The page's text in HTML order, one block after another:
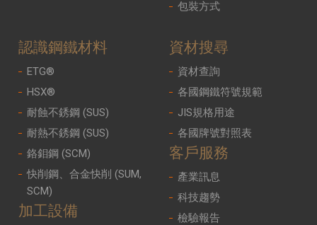
包裝方式
認識鋼鐵材料
ETG®
HSX®
耐蝕不銹鋼 (SUS)
耐熱不銹鋼 (SUS)
鉻鉬鋼 (SCM)
快削鋼、合金快削 (SUM,
SCM)
加工設備
資材搜尋
資材查詢
各國鋼鐵符號規範
JIS規格用途
各國牌號對照表
客戶服務
產業訊息
科技趨勢
檢驗報告